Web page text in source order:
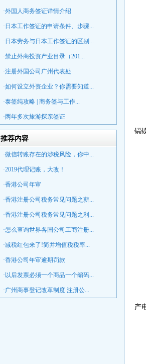
·外国人商务签证详情介绍
·日本工作签证的申请条件、步骤...
·日本劳务与日本工作签证的区别...
·禁止外商投资产业目录（201...
·注册外国公司广州代表处
·如何设立外资企业？你需要知道...
·泰签纯攻略 | 商务签与工作...
·两年多次旅游探亲签证
推荐内容
·微信转账存在的涉税风险，你中...
·2019代理记账，大改！
·香港公司年审
·香港注册公司税务常见问题之薪...
·香港注册公司税务常见问题之利...
·怎么查询世界各国公司工商注册...
·减税红包来了!简并增值税税率...
·香港公司年审逾期罚款
·以后发票必须一个商品一个编码...
·广州商事登记改革制度 注册公...
镉
产